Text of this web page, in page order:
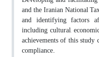
and the Iranian National
and identifying factors
including cultural,
achievements of this
compliance.